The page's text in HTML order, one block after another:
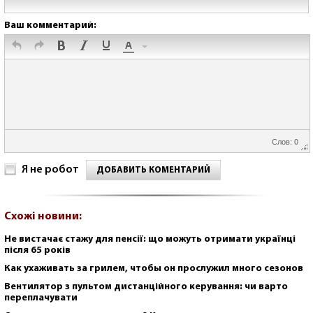
Ваш комментарий:
Слов: 0
Я не робот ДОБАВИТЬ КОМЕНТАРИЙ
Схожі новини:
Не вистачає стажу для пенсії: що можуть отримати українці
після 65 років
Как ухаживать за грилем, чтобы он прослужил много сезонов
Вентилятор з пультом дистанційного керування: чи варто
переплачувати